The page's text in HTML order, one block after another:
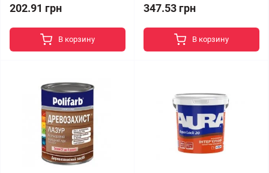
202.91 грн
В корзину
347.53 грн
В корзину